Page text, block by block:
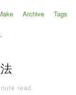
Archive Tags
read